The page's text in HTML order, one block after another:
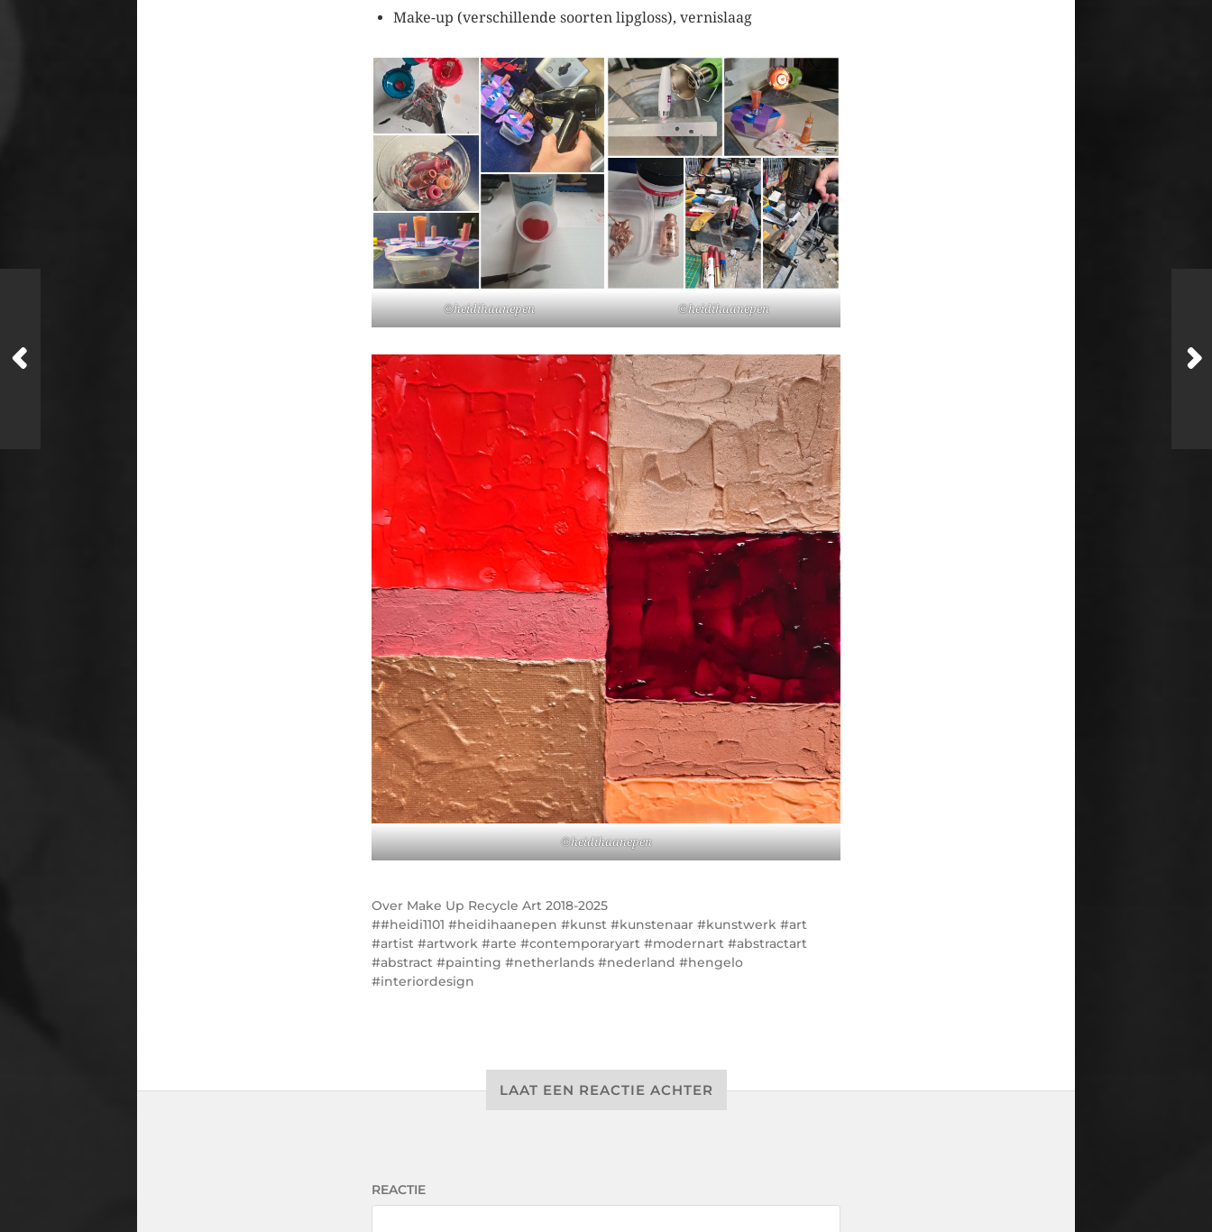
Make-up (verschillende soorten lipgloss), vernislaag
©heidihaanepen ©heidihaanepen
©heidihaanepen
Over Make Up Recycle Art 2018-2025
#heidi1101 #heidihaanepen #kunst #kunstenaar #kunstwerk #art
#artist #artwork #arte #contemporaryart #modernart #abstractart
#abstract #painting #netherlands #nederland #hengelo
#interiordesign
LAAT EEN REACTIE ACHTER
REACTIE